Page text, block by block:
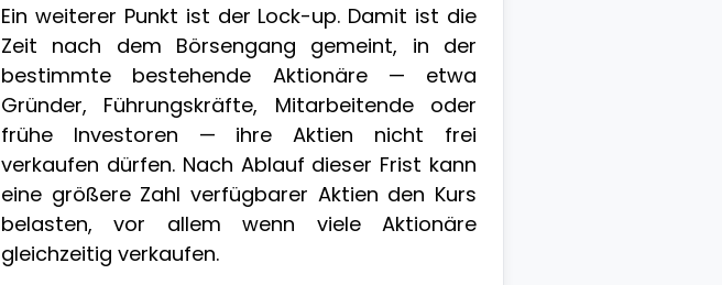
Ein weiterer Punkt ist der Lock-up. Damit ist die
Zeit nach dem Börsengang gemeint, in der
bestimmte bestehende Aktionäre — etwa
Gründer, Führungskräfte, Mitarbeitende oder
frühe Investoren — ihre Aktien nicht frei
verkaufen dürfen. Nach Ablauf dieser Frist kann
eine größere Zahl verfügbarer Aktien den Kurs
belasten, vor allem wenn viele Aktionäre
gleichzeitig verkaufen.